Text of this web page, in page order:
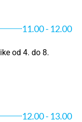
11.00 - 12.00
od 4. do 8.
12.00 - 13.00